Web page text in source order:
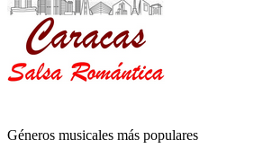
Géneros musicales más populares